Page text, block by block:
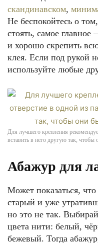
скандинавском,
Не беспокойтесь о
стоять, самое
и хорошо скрепить
клея. Если под рукой
используйте любые
Для лучшего крепления
вставить в него другую так,
Абажур для
Может показаться,
старый и уже
но это не так.
цвета нити: белый,
бежевый. Тогда